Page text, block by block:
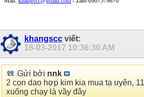
khangscc viết:
16-03-2017 10:36:30 AM
Gửi bởi nnk
2 con dao hợp kim kia mua tạ uyên,
xuống chạy là vầy đây